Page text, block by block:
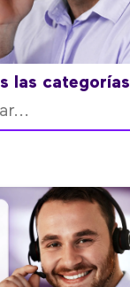
las categorías